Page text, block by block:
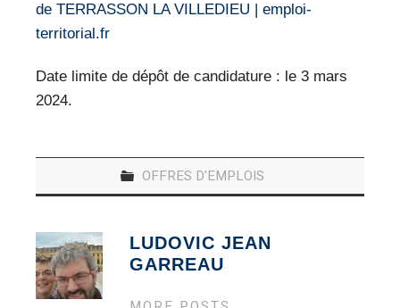
de TERRASSON LA VILLEDIEU | emploi-
territorial.fr
Date limite de dépôt de candidature : le 3 mars
2024.
OFFRES D'EMPLOIS
LUDOVIC JEAN
GARREAU